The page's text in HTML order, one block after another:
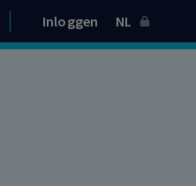
Inloggen NL